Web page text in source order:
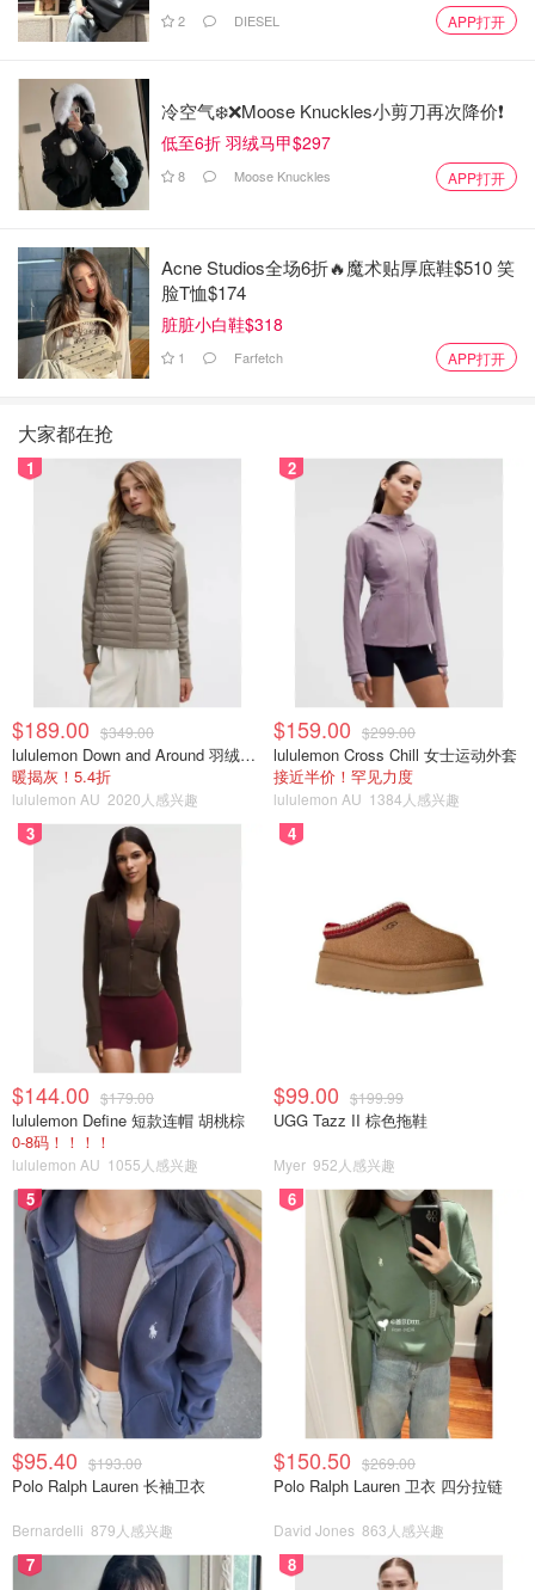
2 DIESEL APP打开
冷空气❄️❌️Moose Knuckles小剪刀再次降价❗️
低至6折 羽绒马甲$297
8 Moose Knuckles APP打开
Acne Studios全场6折🔥魔术贴厚底鞋$510 笑
脸T恤$174
脏脏小白鞋$318
1 Farfetch APP打开
大家都在抢
1
$189.00 $349.00
lululemon Down and Around 羽绒夹克
暖揭灰！5.4折
lululemon AU 2020人感兴趣
2
$159.00 $299.00
lululemon Cross Chill 女士运动外套
接近半价！罕见力度
lululemon AU 1384人感兴趣
3
$144.00 $179.00
lululemon Define 短款连帽 胡桃棕
0-8码！！！！
lululemon AU 1055人感兴趣
4
$99.00 $199.99
UGG Tazz II 棕色拖鞋
Myer 952人感兴趣
5
$95.40 $193.00
Polo Ralph Lauren 长袖卫衣
Bernardelli 879人感兴趣
6
$150.50 $269.00
Polo Ralph Lauren 卫衣 四分拉链
David Jones 863人感兴趣
7 8